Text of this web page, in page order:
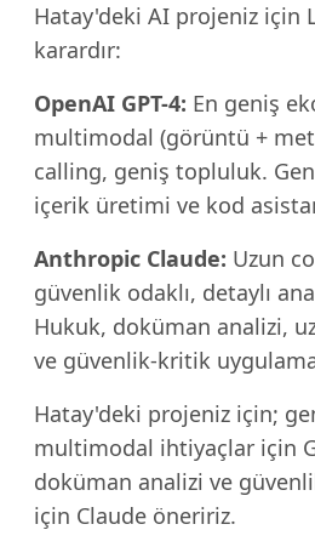
Hatay'deki AI projeniz için
karardır:
OpenAI GPT-4: En geniş
multimodal (görüntü +
calling, geniş topluluk.
içerik üretimi ve kod
Anthropic Claude: Uzun
güvenlik odaklı, detaylı
Hukuk, doküman analizi,
ve güvenlik-kritik
Hatay'deki projeniz için;
multimodal ihtiyaçlar için
doküman analizi ve
için Claude öneririz.